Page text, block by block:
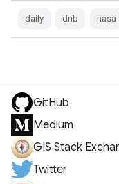
daily dnb nasa
GitHub
Medium
GIS Stack
Twitter